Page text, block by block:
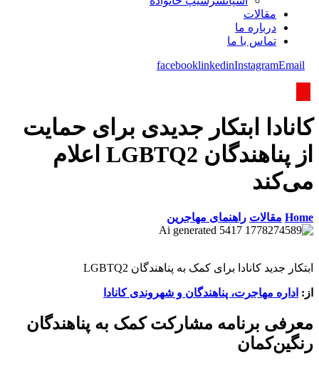
مقالات
درباره ما
تماس با ما
facebooklinkedinInstagramEmail
کانادا ابتکار جدیدی برای حمایت
از پناهندگان LGBTQ2 اعلام
می‌کند
Home مقالات راهنمای مهاجرین
ابتکار جدید کانادا برای کمک به پناهندگان LGBTQ2
از: اداره مهاجرت، پناهندگان و شهروندی کانادا
معرفی برنامه مشارکت کمک به پناهندگان
رنگین‌کمان